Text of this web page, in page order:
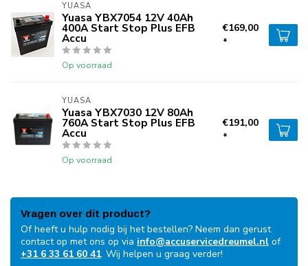
YUASA
Yuasa YBX7054 12V 40Ah
400A Start Stop Plus EFB
Accu
Op voorraad
€169,00
*
YUASA
Yuasa YBX7030 12V 80Ah
760A Start Stop Plus EFB
Accu
Op voorraad
€191,00
*
Vragen over dit product?
Of heeft u hulp nodig bij het bestellen? Neem dan gerust
contact op met ons op via info@accuservicedreumel.nl of
+31 6 33 61 60 41. Wij helpen u graag verder!